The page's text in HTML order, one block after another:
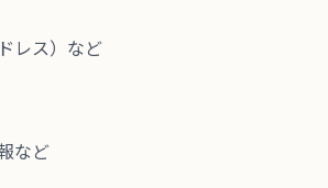
レス）など
など